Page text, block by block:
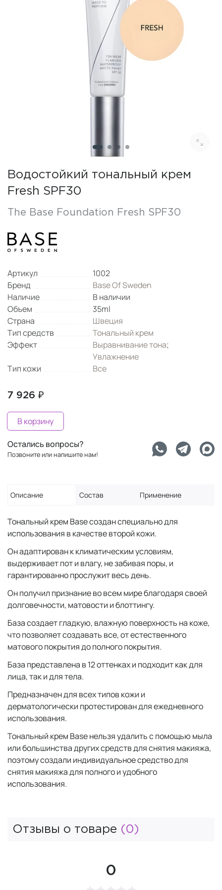
Водостойкий тональный крем
Fresh SPF30
The Base Foundation Fresh SPF30
Артикул
1002
Бренд
Base Of Sweden
Наличие
В наличии
Объем
35ml
Страна
Швеция
Тип средств
Тональный крем
Эффект
Выравнивание тона;
Увлажнение
Тип кожи
Все
7 926 ₽
В корзину
Остались вопросы?
Позвоните или напишите нам!
Описание Состав Применение
Тональный крем Base создан специально для
использования в качестве второй кожи.
Он адаптирован к климатическим условиям,
выдерживает пот и влагу, не забивая поры, и
гарантированно прослужит весь день.
Он получил признание во всем мире благодаря своей
долговечности, матовости и блоттингу.
База создает гладкую, влажную поверхность на коже,
что позволяет создавать все, от естественного
матового покрытия до полного покрытия.
База представлена ​​в 12 оттенках и подходит как для
лица, так и для тела.
Предназначен для всех типов кожи и
дерматологически протестирован для ежедневного
использования.
Тональный крем Base нельзя удалить с помощью мыла
или большинства других средств для снятия макияжа,
поэтому создали индивидуальное средство для
снятия макияжа для полного и удобного
использования.
Отзывы о товаре (0)
0